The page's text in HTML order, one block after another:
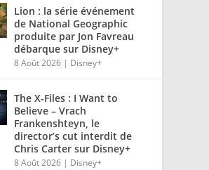
Lion : la série événement
de National Geographic
produite par Jon Favreau
débarque sur Disney+
8 Août 2026 | Disney+
The X-Files : I Want to
Believe – Vrach
Frankenshteyn, le
director’s cut interdit de
Chris Carter sur Disney+
8 Août 2026 | Disney+